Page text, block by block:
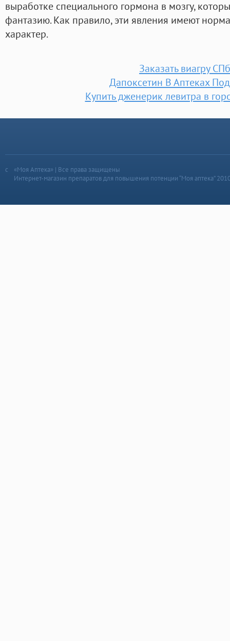
выработке специального гормона в мозгу,
фантазию. Как правило, эти явления имеют
характер.
Заказать виагру СПб
Дапоксетин В Аптеках
Купить дженерик левитра в
«Моя Аптека» | Все права защищены
Интернет-магазин препаратов для повышения потенции “Моя аптека”